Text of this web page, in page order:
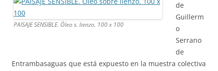
PAISAJE SENSIBLE. Óleo s. lienzo. 100 x 100
de
Guillerm
o
Serrano
de
Entrambasaguas que está expuesto en la muestra colectiva